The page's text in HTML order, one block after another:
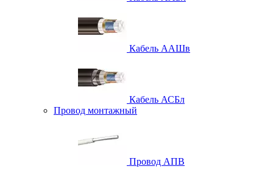
Кабель ААШв
Кабель АСБл
Провод монтажный
Провод АПВ